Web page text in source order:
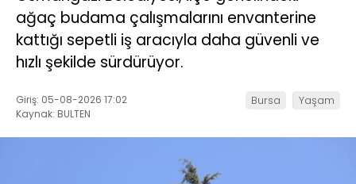
ağaç budama çalışmalarını envanterine
kattığı sepetli iş aracıyla daha güvenli ve
hızlı şekilde sürdürüyor.
Giriş: 05-08-2026 17:02
Kaynak: BULTEN
Bursa Yaşam